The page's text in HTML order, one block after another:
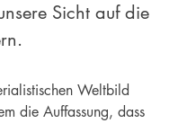
Sicht auf die
Weltbild
die Auffassung, dass